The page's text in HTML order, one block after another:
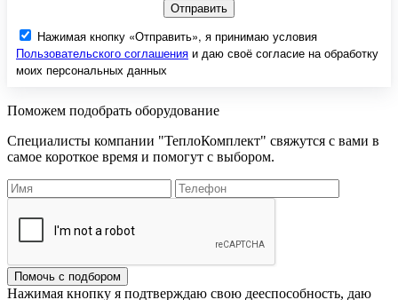
Отправить
Нажимая кнопку «Отправить», я принимаю условия
Пользовательского соглашения и даю своё согласие на обработку
моих персональных данных
Поможем подобрать оборудование
Специалисты компании "ТеплоКомплект" свяжутся с вами в
самое короткое время и помогут с выбором.
Помочь с подбором
Нажимая кнопку я подтверждаю свою дееспособность, даю